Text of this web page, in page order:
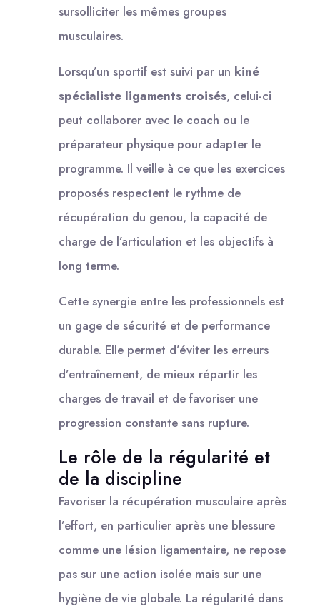
sursolliciter les mêmes groupes
musculaires.
Lorsqu’un sportif est suivi par un kiné
spécialiste ligaments croisés, celui-ci
peut collaborer avec le coach ou le
préparateur physique pour adapter le
programme. Il veille à ce que les exercices
proposés respectent le rythme de
récupération du genou, la capacité de
charge de l’articulation et les objectifs à
long terme.
Cette synergie entre les professionnels est
un gage de sécurité et de performance
durable. Elle permet d’éviter les erreurs
d’entraînement, de mieux répartir les
charges de travail et de favoriser une
progression constante sans rupture.
Le rôle de la régularité et
de la discipline
Favoriser la récupération musculaire après
l’effort, en particulier après une blessure
comme une lésion ligamentaire, ne repose
pas sur une action isolée mais sur une
hygiène de vie globale. La régularité dans